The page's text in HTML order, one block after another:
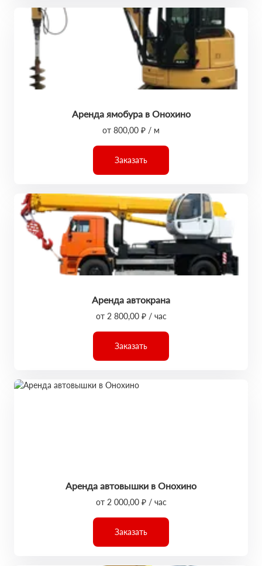
Аренда ямобура в Онохино
от 800,00 ₽ / м
Заказать
Аренда автокрана
от 2 800,00 ₽ / час
Заказать
Аренда автовышки в Онохино
от 2 000,00 ₽ / час
Заказать